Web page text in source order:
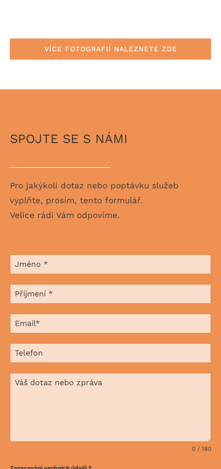
VÍCE FOTOGRAFIÍ NALEZNETE ZDE
SPOJTE SE S NÁMI
Pro jakýkoli dotaz nebo poptávku služeb
vyplňte, prosím, tento formulář.
Velice rádi Vám odpovíme.
0 / 180